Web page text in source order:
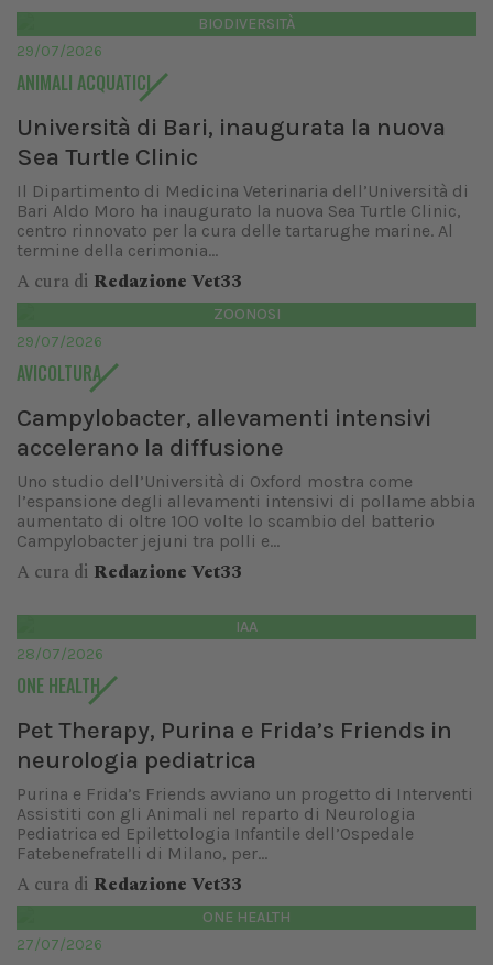
BIODIVERSITÀ
29/07/2026
ANIMALI ACQUATICI
Università di Bari, inaugurata la nuova
Sea Turtle Clinic
Il Dipartimento di Medicina Veterinaria dell’Università di
Bari Aldo Moro ha inaugurato la nuova Sea Turtle Clinic,
centro rinnovato per la cura delle tartarughe marine. Al
termine della cerimonia...
A cura di Redazione Vet33
ZOONOSI
29/07/2026
AVICOLTURA
Campylobacter, allevamenti intensivi
accelerano la diffusione
Uno studio dell’Università di Oxford mostra come
l’espansione degli allevamenti intensivi di pollame abbia
aumentato di oltre 100 volte lo scambio del batterio
Campylobacter jejuni tra polli e...
A cura di Redazione Vet33
IAA
28/07/2026
ONE HEALTH
Pet Therapy, Purina e Frida’s Friends in
neurologia pediatrica
Purina e Frida’s Friends avviano un progetto di Interventi
Assistiti con gli Animali nel reparto di Neurologia
Pediatrica ed Epilettologia Infantile dell’Ospedale
Fatebenefratelli di Milano, per...
A cura di Redazione Vet33
ONE HEALTH
27/07/2026